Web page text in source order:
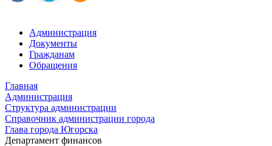
Администрация
Документы
Гражданам
Обращения
Главная
Администрация
Структура администрации
Справочник администрации города
Глава города Югорска
Департамент финансов